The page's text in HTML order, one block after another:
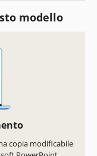
modello
copia modificabile